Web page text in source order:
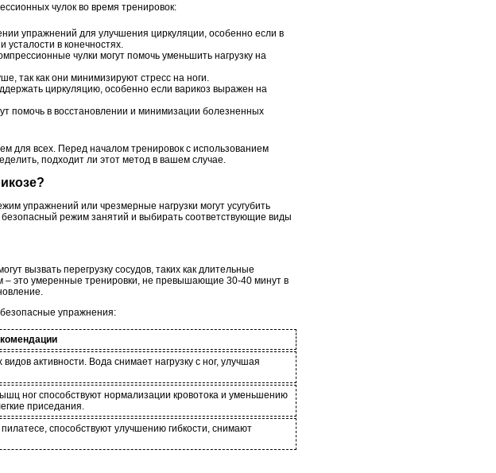
чулок во время тренировок:
упражнений для улучшения циркуляции, особенно если в
в конечностях.
чулки могут помочь уменьшить нагрузку на
так как они минимизируют стресс на ноги.
циркуляцию, особенно если варикоз выражен на
помочь в восстановлении и минимизации болезненных
для всех. Перед началом тренировок с использованием
подходит ли этот метод в вашем случае.
упражнений или чрезмерные нагрузки могут усугубить
режим занятий и выбирать соответствующие виды
вызвать перегрузку сосудов, таких как длительные
– это умеренные тренировки, не превышающие 30-40 минут в
упражнения:
активности. Вода снимает нагрузку с ног, улучшая
ног способствуют нормализации кровотока и уменьшению
приседания.
способствуют улучшению гибкости, снимают